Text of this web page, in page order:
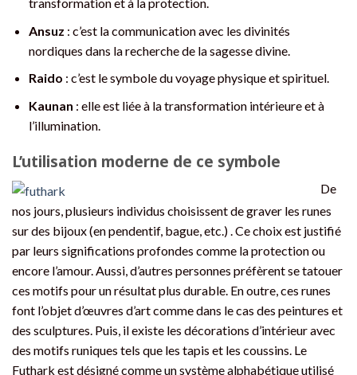
Ansuz : c’est la communication avec les divinités
nordiques dans la recherche de la sagesse divine.
Raido : c’est le symbole du voyage physique et spirituel.
Kaunan : elle est liée à la transformation intérieure et à
l’illumination.
L’utilisation moderne de ce symbole
De
nos jours, plusieurs individus choisissent de graver les runes
sur des bijoux (en pendentif, bague, etc.) . Ce choix est justifié
par leurs significations profondes comme la protection ou
encore l’amour. Aussi, d’autres personnes préfèrent se tatouer
ces motifs pour un résultat plus durable. En outre, ces runes
font l’objet d’œuvres d’art comme dans le cas des peintures et
des sculptures. Puis, il existe les décorations d’intérieur avec
des motifs runiques tels que les tapis et les coussins. Le
Futhark est désigné comme un système alphabétique utilisé